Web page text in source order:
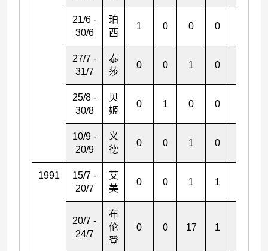
21/6 -
30/6
珀
西
1 0 0 0
27/7 -
31/7
泰
莎
0 0 1 0
25/8 -
30/8
贝
姬
0 1 0 0
10/9 -
20/9
义
德
0 0 1 0
1991
15/7 -
20/7
艾
美
0 0 1 1
20/7 -
24/7
布
伦
登
0 0 17 1